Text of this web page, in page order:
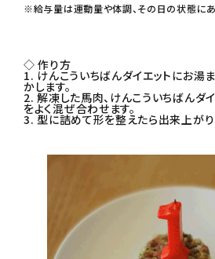
※給与量は運動量や体調、その日の状態にあ
◇ 作り方
1. けんこういちばんダイエットにお湯
かします。
2. 解凍した馬肉、けんこういちばんダ
をよく混ぜ合わせます。
3. 型に詰めて形を整えたら出来上がり